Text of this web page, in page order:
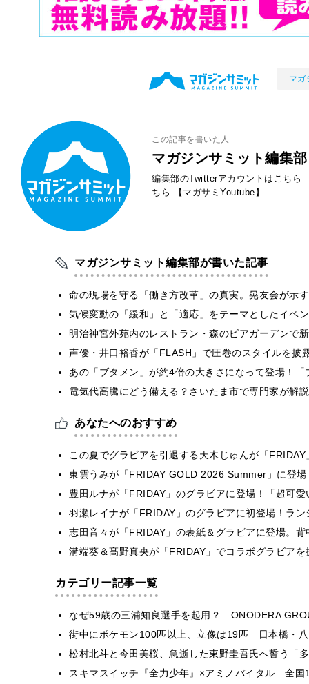
マガ
この記事を書いた人
マガジンサミット編集部
編集部のTwitterアカウントはこちら
ちら
【マガサミYoutube】
マガジンサミット編集部が書いた記事
命の現場を守る「働き方改革」の真実。晃友会が示
気候変動の「緩和」と「適応」をテーマとしたイベ
明治神宮外苑内のレストラン・森のビアガーデンで
声優・井口裕香が「FLASH」で圧巻のスタイルを
あの「ブタメン」が約4倍の大きさになって登場！
電気代高騰にどう備える？さいたま市で専門家が解
あなたへのおすすめ
この夏でグラビアを引退する天木じゅんが「
東雲うみが「FRIDAY GOLD 2026 Summer」に登
豊田ルナが「FRIDAY」のグラビアに登場！「超可
羽瀬レイナが「FRIDAY」のグラビアに初登場！ラ
志田音々が「FRIDAY」の表紙＆グラビアに登場。
溝端葵＆髙野真央が「FRIDAY」でコラボグラビア
カテゴリー記事一覧
なぜ59歳の三浦知良選手を起用？ ONODERA
街中にポケモン100匹以上、立像は19匹 日本橋・
松村北斗と今田美桜、急逝した東野圭吾氏へ誓う「
スキマスイッチ『全力少年』×アミノバイタル 全国